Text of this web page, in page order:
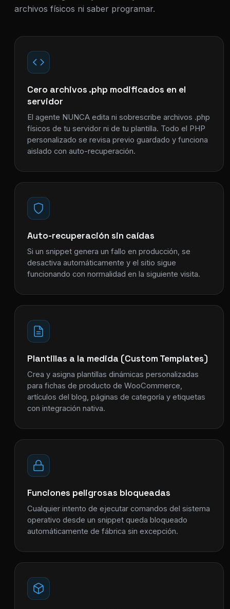
archivos físicos ni saber programar.
Cero archivos .php modificados en el
servidor
El agente NUNCA edita ni sobrescribe archivos .php
físicos de tu servidor ni de tu plantilla. Todo el PHP
personalizado se revisa previo guardado y funciona
aislado con auto-recuperación.
Auto-recuperación sin caídas
Si un snippet genera un fallo en producción, se
desactiva automáticamente y el sitio sigue
funcionando con normalidad en la siguiente visita.
Plantillas a la medida (Custom Templates)
Crea y asigna plantillas dinámicas personalizadas
para fichas de producto de WooCommerce,
artículos del blog, páginas de categoría y etiquetas
con integración nativa.
Funciones peligrosas bloqueadas
Cualquier intento de ejecutar comandos del sistema
operativo desde un snippet queda bloqueado
automáticamente de fábrica sin excepción.